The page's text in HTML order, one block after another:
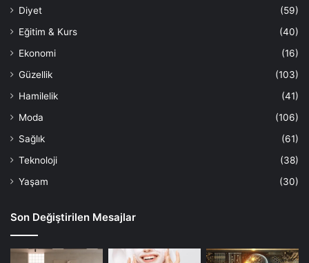
Diyet
(59)
Eğitim & Kurs
(40)
Ekonomi
(16)
Güzellik
(103)
Hamilelik
(41)
Moda
(106)
Sağlık
(61)
Teknoloji
(38)
Yaşam
(30)
Son Değiştirilen Mesajlar